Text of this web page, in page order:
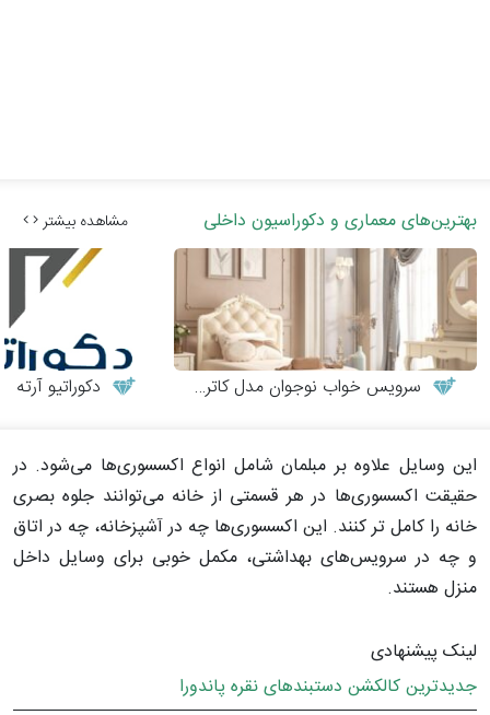
بهترین‌های معماری و دکوراسیون داخلی مشاهده بیشتر
سرویس خواب نوجوان مدل کاترینا دکوراتیو آرته
این وسایل علاوه بر مبلمان شامل انواع اکسسوری‌ها می‌شود. در
حقیقت اکسسوری‌ها در هر قسمتی از خانه می‌توانند جلوه بصری
خانه را کامل تر کنند. این اکسسوری‌ها چه در آشپزخانه، چه در اتاق
و چه در سرویس‌های بهداشتی، مکمل خوبی برای وسایل داخل
منزل هستند.
لینک پیشنهادی
جدیدترین کالکشن دستبندهای نقره پاندورا